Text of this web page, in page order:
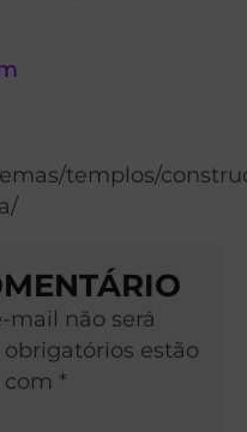
templos/
mail não será
estão
*